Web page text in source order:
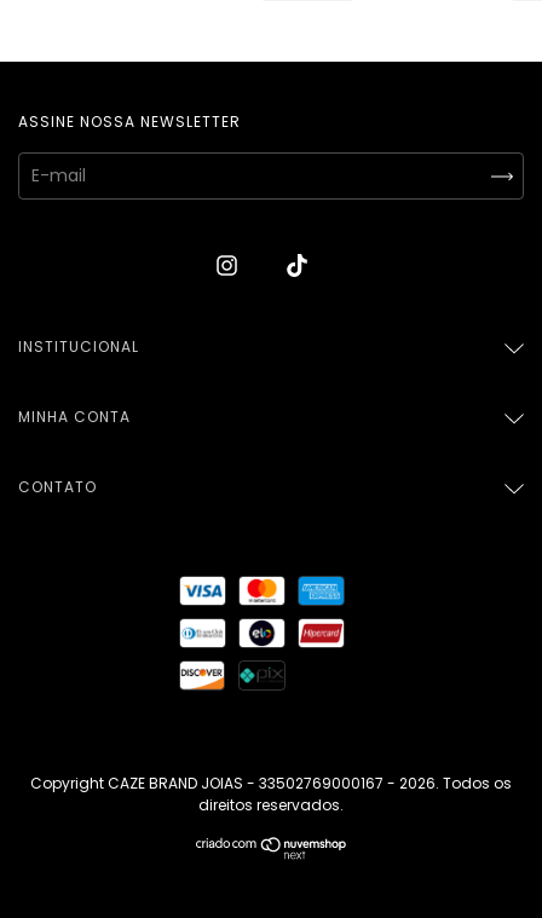
ASSINE NOSSA NEWSLETTER
INSTITUCIONAL
MINHA CONTA
CONTATO
Copyright CAZE BRAND JOIAS - 33502769000167 - 2026. Todos os
direitos reservados.